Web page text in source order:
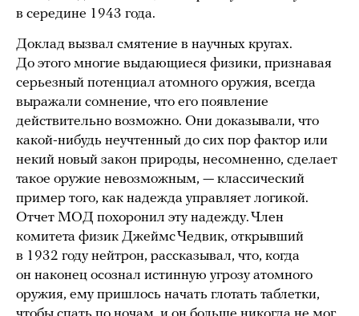
в середине 1943 года.
Доклад вызвал смятение в научных кругах.
До этого многие выдающиеся физики, признавая
серьезный потенциал атомного оружия, всегда
выражали сомнение, что его появление
действительно возможно. Они доказывали, что
какой-нибудь неучтенный до сих пор фактор или
некий новый закон природы, несомненно, сделает
такое оружие невозможным, — классический
пример того, как надежда управляет логикой.
Отчет МОД похоронил эту надежду. Член
комитета физик Джеймс Чедвик, открывший
в 1932 году нейтрон, рассказывал, что, когда
он наконец осознал истинную угрозу атомного
оружия, ему пришлось начать глотать таблетки,